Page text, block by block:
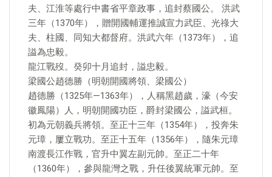
夫、江淮等處行中書省平章政事，追封蔡國公。 洪武
三年（1370年），贈開國輔運推誠宣力武臣、光祿大
夫、柱國、同知大都督府。洪武六年（1373年），追
謚為忠毅。
龍江戰歿。癸卯十月追封，謚忠毅。
梁國公趙德勝（明朝開國將領、梁國公）
趙德勝（1325年—1363年），人稱黑趙歲，濠（今安
徽鳳陽）人，明朝開國功臣，爵封梁國公，謚武桓。
初為元朝義兵將領。至正十三年（1354年），投奔朱
元璋，屢立戰功。至正十五年（1356年），隨朱元璋
南渡長江作戰，官升中翼左副元帥。至正二十年
（1360年），參與龍灣之戰，升任後翼統軍元帥。至